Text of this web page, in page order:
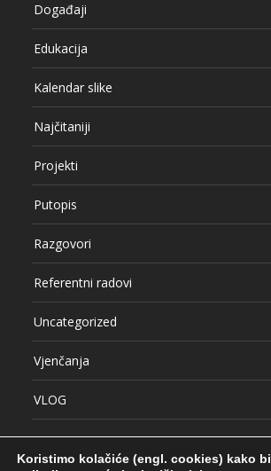
Događaji
Edukacija
Kalendar slike
Najčitaniji
Projekti
Putopis
Razgovori
Referentni radovi
Uncategorized
Vjenčanja
VLOG
Koristimo kolačiće (engl. cookies) kako